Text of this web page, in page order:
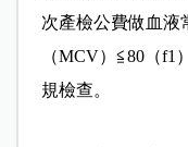
次產檢公費做血液
（MCV）≦80（f1
規檢查。